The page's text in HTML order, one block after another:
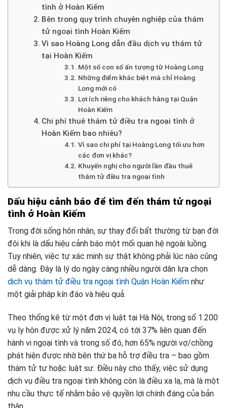
tình ở Hoàn Kiếm
Bên trong quy trình chuyên nghiệp của thám
tử ngoại tình Hoàn Kiếm
Vì sao Hoàng Long dẫn đầu dịch vụ thám tử
tại Hoàn Kiếm
Một số con số ấn tượng từ Hoàng Long
Những điểm khác biệt mà chỉ Hoàng
Long mới có
Lợi ích riêng cho khách hàng tại Quận
Hoàn Kiếm
Chi phí thuê thám tử điều tra ngoại tình ở
Hoàn Kiếm bao nhiêu?
Vì sao chi phí tại Hoàng Long tối ưu hơn
các đơn vị khác?
Khuyến nghị cho người lần đầu thuê
thám tử điều tra ngoại tình
Dấu hiệu cảnh báo để tìm đến thám tử ngoại
tình ở Hoàn Kiếm
Trong đời sống hôn nhân, sự thay đổi bất thường từ bạn đời
đôi khi là dấu hiệu cảnh báo một mối quan hệ ngoài luồng.
Tuy nhiên, việc tự xác minh sự thật không phải lúc nào cũng
dễ dàng. Đây là lý do ngày càng nhiều người dân lựa chọn
dịch vụ thám tử điều tra ngoại tình Quận Hoàn Kiếm như
một giải pháp kín đáo và hiệu quả.
Theo thống kê từ một đơn vị luật tại Hà Nội, trong số 1.200
vụ ly hôn được xử lý năm 2024, có tới 37% liên quan đến
hành vi ngoại tình và trong số đó, hơn 65% người vợ/chồng
phát hiện được nhờ bên thứ ba hỗ trợ điều tra – bao gồm
thám tử tư hoặc luật sư. Điều này cho thấy, việc sử dụng
dịch vụ điều tra ngoại tình không còn là điều xa lạ, mà là một
nhu cầu thực tế nhằm bảo vệ quyền lợi chính đáng của bản